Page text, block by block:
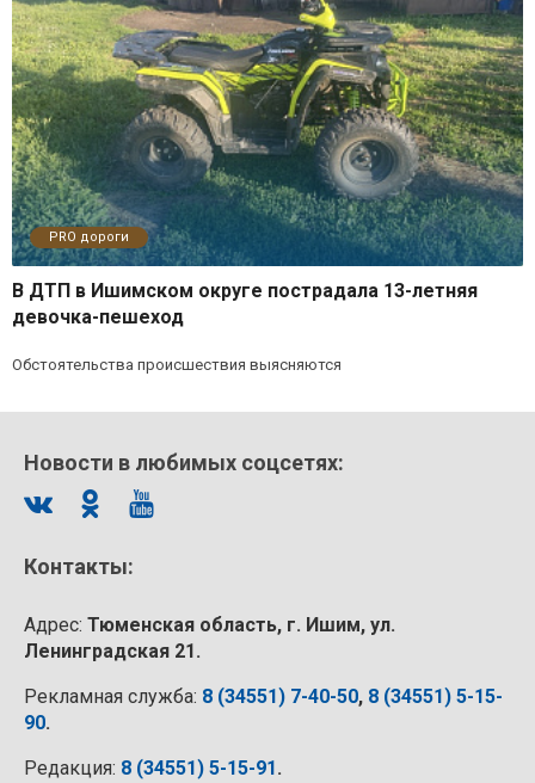
PRO дороги
В ДТП в Ишимском округе пострадала 13-летняя
девочка-пешеход
Обстоятельства происшествия выясняются
Новости в любимых соцсетях:
Контакты:
Адрес: Тюменская область, г. Ишим, ул.
Ленинградская 21.
Рекламная служба: 8 (34551) 7-40-50, 8 (34551) 5-15-
90.
Редакция: 8 (34551) 5-15-91 .